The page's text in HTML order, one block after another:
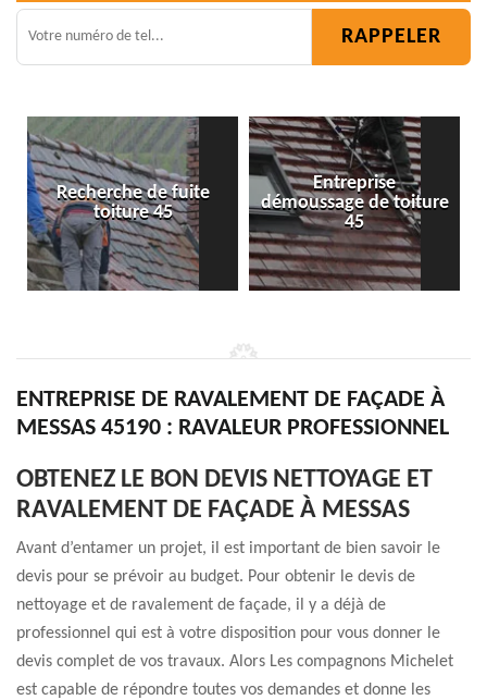
de fuite
toiture 45
Entreprise
démoussage de toiture
45
ENTREPRISE DE RAVALEMENT DE FAÇADE À
MESSAS 45190 : RAVALEUR PROFESSIONNEL
OBTENEZ LE BON DEVIS NETTOYAGE ET
RAVALEMENT DE FAÇADE À MESSAS
Avant d’entamer un projet, il est important de bien savoir le
devis pour se prévoir au budget. Pour obtenir le devis de
nettoyage et de ravalement de façade, il y a déjà de
professionnel qui est à votre disposition pour vous donner le
devis complet de vos travaux. Alors Les compagnons Michelet
est capable de répondre toutes vos demandes et donne les